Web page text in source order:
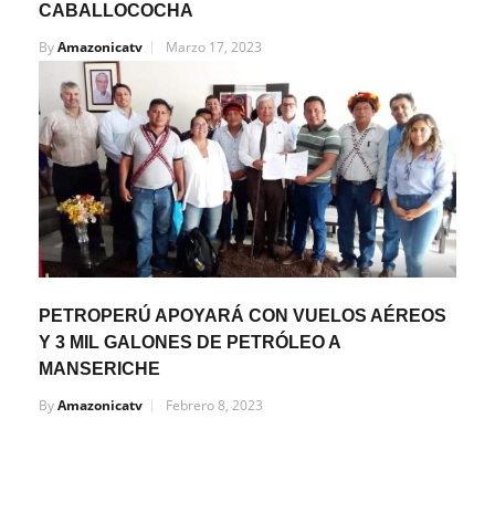
CABALLOCOCHA
ByAmazonicatv Marzo 17, 2023
PETROPERÚ APOYARÁ CON VUELOS AÉREOS
Y 3 MIL GALONES DE PETRÓLEO A
MANSERICHE
ByAmazonicatv Febrero 8, 2023